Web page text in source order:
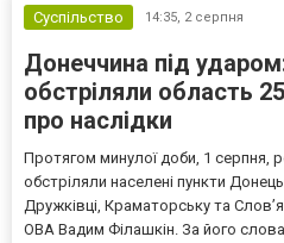
Суспільство 14:35, 2 серпня
Донеччина під
обстріляли область
про наслідки
Протягом минулої доби, 1 серпня,
обстріляли населені пункти
Дружківці, Краматорську та
ОВА Вадим Філашкін. За його